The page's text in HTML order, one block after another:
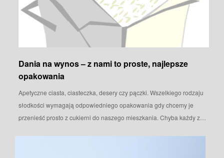
Dania na wynos – z nami to proste, najlepsze
opakowania
Apetyczne ciasta, ciasteczka, desery czy pączki. Wszelkiego rodzaju
słodkości wymagają odpowiedniego opakowania gdy chcemy je
przenieść prosto z cukierni do naszego mieszkania. Chyba każdy z…